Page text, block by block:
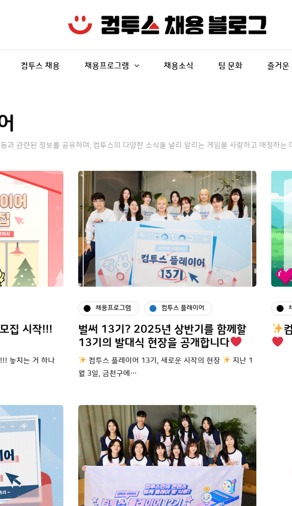
컴투스 채용 채용프로그램 채용소식 팀 문화 즐거운
과 관련된 정보를 공유하며, 컴투스의 다양한 소식을 널리 알리는 게임을 사랑하고 애정하는
집 시작!!!
놓치는 거 하나
채용프로그램 컴투스 플레이어
벌써 13기? 2025년 상반기를 함께할
13기의 발대식 현장을 공개합니다
컴투스 플레이어 13기, 새로운 시작의 현장
지난 1
월 3일, 금천구에…